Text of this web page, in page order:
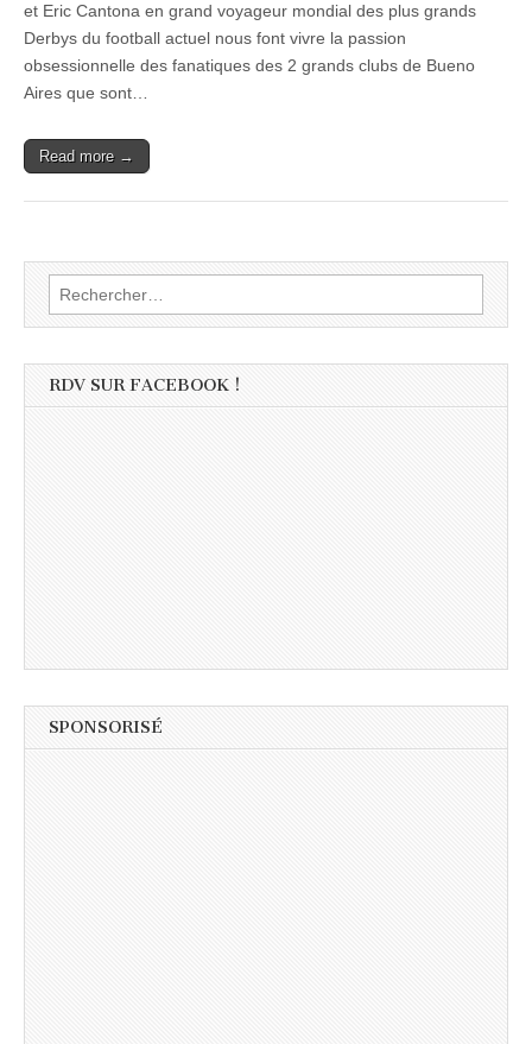
et Eric Cantona en grand voyageur mondial des plus grands
Derbys du football actuel nous font vivre la passion
obsessionnelle des fanatiques des 2 grands clubs de Bueno
Aires que sont…
Read more →
Rechercher :
RDV SUR FACEBOOK !
SPONSORISÉ